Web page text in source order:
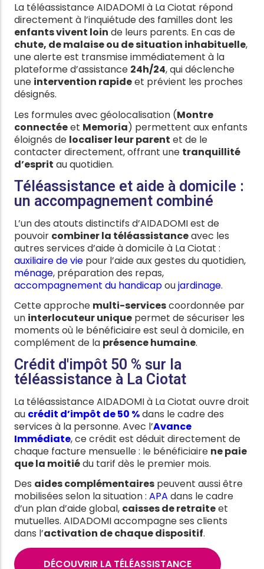
La téléassistance AIDADOMI à La Ciotat répond
directement à l’inquiétude des familles dont les
enfants vivent loin de leurs parents. En cas de
chute, de malaise ou de situation inhabituelle,
une alerte est transmise immédiatement à la
plateforme d’assistance 24h/24, qui déclenche
une intervention rapideet prévient les proches
désignés.
Les formules avec géolocalisation (Montre
connectéeet Memoria) permettent aux enfants
éloignés de localiser leur parent et de le
contacter directement, offrant une tranquillité
d’esprit au quotidien.
Téléassistance et aide à domicile :
un accompagnement combiné
L’un des atouts distinctifs d’AIDADOMI est de
pouvoir combiner la téléassistanceavec les
autres services d’aide à domicile à La Ciotat :
auxiliaire de vie pour l’aide aux gestes du quotidien,
ménage, préparation des repas,
accompagnement du handicapoujardinage.
Cette approche multi-servicescoordonnée par
un interlocuteur unique permet de sécuriser les
moments où le bénéficiaire est seul à domicile, en
complément de la présence humaine.
Crédit d'impôt 50 % sur la
téléassistance à La Ciotat
La téléassistance AIDADOMI à La Ciotat ouvre droit
au crédit d’impôt de 50 %dans le cadre des
services à la personne. Avec l’Avance
Immédiate, ce crédit est déduit directement de
chaque facture mensuelle : le bénéficiaire ne paie
que la moitiédu tarif dès le premier mois.
Des aides complémentaires peuvent aussi être
mobilisées selon la situation : APA dans le cadre
d’un plan d’aide global, caisses de retraiteet
mutuelles. AIDADOMI accompagne ses clients
dans l’activation de chaque dispositif.
DÉCOUVRIR LA TÉLÉASSISTANCE